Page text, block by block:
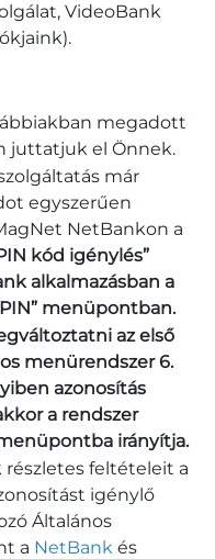
VideoBank
megadott
juttatjuk el Önnek.
már
egyszerűen
NetBankon a
kód igénylés”
alkalmazásban a
menüpontban.
az első
menürendszer 6.
azonosítás
a rendszer
irányítja.
feltételeit a
igénylő
Általános
a NetBank és